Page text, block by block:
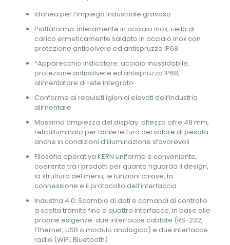
Idonea per l‘impiego industriale gravoso
Piattaforma: interamente in acciaio inox, cella di
carico ermeticamente saldato in acciaio inox con
protezione antipolvere ed antispruzzo IP68
*Apparecchio indicatore: acciaio inossidabile,
protezione antipolvere ed antispruzzo IP68,
alimentatore di rete integrato
Conforme ai requisiti igienici elevati dell‘industria
alimentare
Massima ampiezza del display: altezza cifre 48 mm,
retroilluminato per facile lettura del valore di pesata
anche in condizioni d‘illuminazione sfavorevoli
Filosofia operativa KERN uniforme e conveniente,
coerente tra i prodotti per quanto riguarda il design,
la struttura del menu, le funzioni chiave, la
connessione e il protocollo dell’interfaccia
Industria 4.0: Scambio di dati e comandi di controllo
a scelta tramite fino a quattro interfacce, in base alle
proprie esigenze: due interfacce cablate (RS-232,
Ethernet, USB o modulo analogico) e due interfacce
radio (WiFi, Bluetooth)